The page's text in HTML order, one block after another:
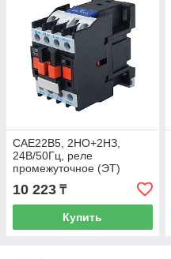
CAE22B5, 2НО+2НЗ,
24В/50Гц, реле
промежуточное (ЭТ)
10 223 ₸
Купить